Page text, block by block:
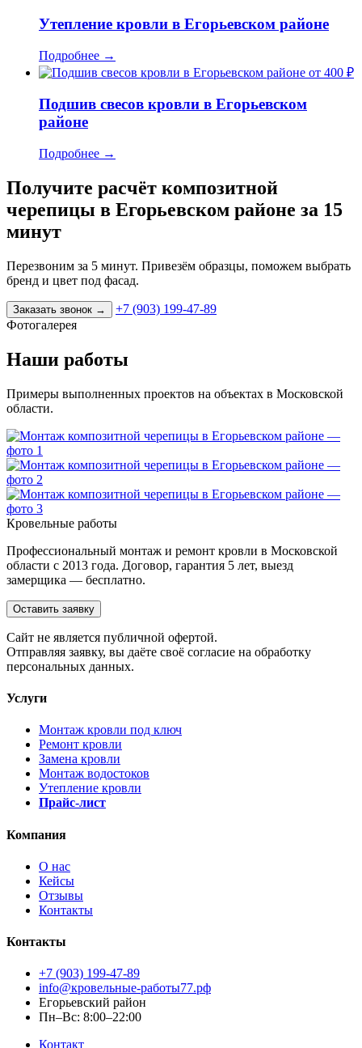
Утепление кровли в Егорьевском районе
Подробнее →
от 400 ₽
Подшив свесов кровли в Егорьевском
районе
Подробнее →
Получите расчёт композитной
черепицы в Егорьевском районе за 15
минут
Перезвоним за 5 минут. Привезём образцы, поможем выбрать
бренд и цвет под фасад.
Заказать звонок →
+7 (903) 199-47-89
Фотогалерея
Наши работы
Примеры выполненных проектов на объектах в Московской
области.
Кровельные работы
Профессиональный монтаж и ремонт кровли в Московской
области с 2013 года. Договор, гарантия 5 лет, выезд
замерщика — бесплатно.
Оставить заявку
Cайт не является публичной офертой.
Отправляя заявку, вы даёте своё согласие на обработку
персональных данных.
Услуги
Монтаж кровли под ключ
Ремонт кровли
Замена кровли
Монтаж водостоков
Утепление кровли
Прайс-лист
Компания
О нас
Кейсы
Отзывы
Контакты
Контакты
+7 (903) 199-47-89
info@кровельные-работы77.рф
Егорьевский район
Пн–Вс: 8:00–22:00
Контакт